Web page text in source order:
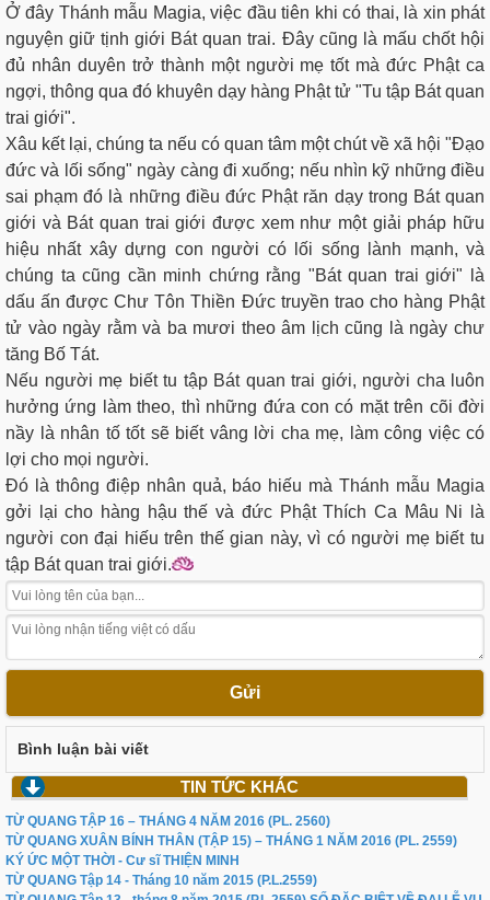
Ở đây Thánh mẫu Magia, việc đầu tiên khi có thai, là xin phát
nguyện giữ tịnh giới Bát quan trai. Đây cũng là mấu chốt hội
đủ nhân duyên trở thành một người mẹ tốt mà đức Phật ca
ngợi, thông qua đó khuyên dạy hàng Phật tử "Tu tập Bát quan
trai giới".
Xâu kết lại, chúng ta nếu có quan tâm một chút về xã hội "Đạo
đức và lối sống" ngày càng đi xuống; nếu nhìn kỹ những điều
sai phạm đó là những điều đức Phật răn dạy trong Bát quan
giới và Bát quan trai giới được xem như một giải pháp hữu
hiệu nhất xây dựng con người có lối sống lành mạnh, và
chúng ta cũng cần minh chứng rằng "Bát quan trai giới" là
dấu ấn được Chư Tôn Thiền Đức truyền trao cho hàng Phật
tử vào ngày rằm và ba mươi theo âm lịch cũng là ngày chư
tăng Bố Tát.
Nếu người mẹ biết tu tập Bát quan trai giới, người cha luôn
hưởng ứng làm theo, thì những đứa con có mặt trên cõi đời
nầy là nhân tố tốt sẽ biết vâng lời cha mẹ, làm công việc có
lợi cho mọi người.
Đó là thông điệp nhân quả, báo hiếu mà Thánh mẫu Magia
gởi lại cho hàng hậu thế và đức Phật Thích Ca Mâu Ni là
người con đại hiếu trên thế gian này, vì có người mẹ biết tu
tập Bát quan trai giới.
Gửi
Bình luận bài viết
TIN TỨC KHÁC
TỪ QUANG TẬP 16 – THÁNG 4 NĂM 2016 (PL. 2560)
TỪ QUANG XUÂN BÍNH THÂN (TẬP 15) – THÁNG 1 NĂM 2016 (PL. 2559)
KÝ ỨC MỘT THỜI - Cư sĩ THIỆN MINH
TỪ QUANG Tập 14 - Tháng 10 năm 2015 (P.L.2559)